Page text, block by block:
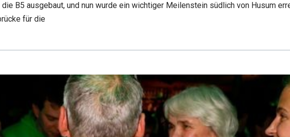
B5 ausgebaut, und nun wurde ein wichtiger Meilenstein südlich von Husum
für die